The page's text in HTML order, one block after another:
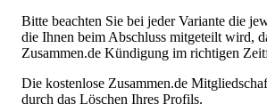
Bitte beachten Sie bei jeder Variante die
die Ihnen beim Abschluss mitgeteilt wird,
Zusammen.de Kündigung im richtigen
Die kostenlose Zusammen.de
durch das Löschen Ihres Profils.